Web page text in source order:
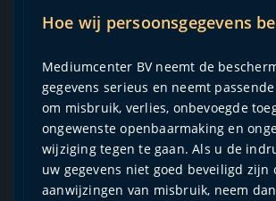
Hoe wij persoonsgegevens
Mediumcenter BV neemt de
gegevens serieus en neemt
om misbruik, verlies, onbevoegde
ongewenste openbaarmaking en
wijziging tegen te gaan. Als u de
uw gegevens niet goed beveiligd zijn
aanwijzingen van misbruik, neem